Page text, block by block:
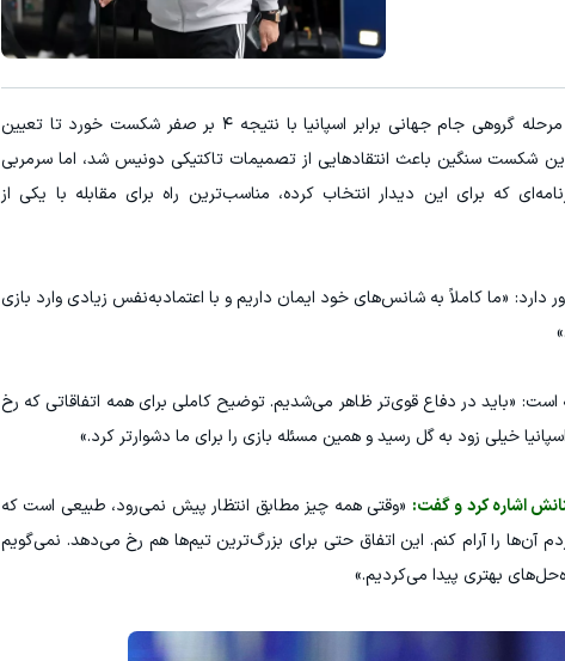
در دومین بازی خود از مرحله گروهی جام جهانی برابر اسپانیا با نتیجه ۴ بر صفر شکست خورد تا تعیین
شکست سنگین باعث انتقادهایی از تصمیمات تاکتیکی دونیس شد، اما سرمربی
که برای این دیدار انتخاب کرده، مناسب‌ترین راه برای مقابله با یکی از
«ما کاملاً به شانس‌های خود ایمان داریم و با اعتمادبه‌نفس زیادی وارد بازی
«باید در دفاع قوی‌تر ظاهر می‌شدیم. توضیح کاملی برای همه اتفاقاتی که رخ
خیلی زود به گل رسید و همین مسئله بازی را برای ما دشوارتر کرد.»
اشاره کرد و گفت: «وقتی همه چیز مطابق انتظار پیش نمی‌رود، طبیعی است که
آن‌ها را آرام کنم. این اتفاق حتی برای بزرگ‌ترین تیم‌ها هم رخ می‌دهد. نمی‌گویم
بهتری پیدا می‌کردیم.»
میتونی نقره بخری از سرمایه ات محافظت کنیضدریزش مو/رویش مجدد مو/تحت لیسانس آلمان/40%تخفیف
خرید محصول